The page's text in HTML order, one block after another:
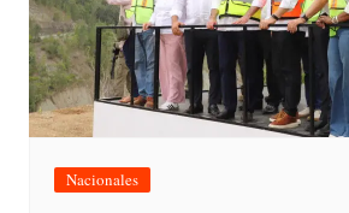
Nacionales